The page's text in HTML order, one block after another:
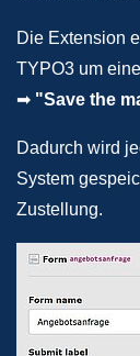
Die Extension
TYPO3 um
➡ "Save the
Dadurch wird
System
Zustellung.